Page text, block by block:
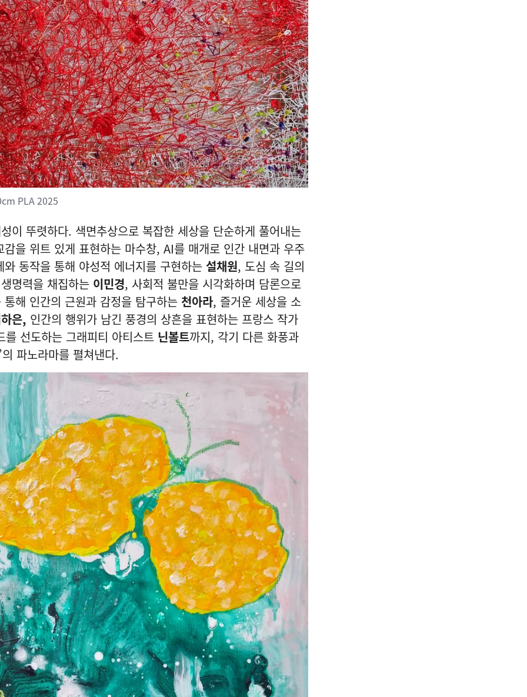
PLA 2025
이 뚜렷하다. 색면추상으로 복잡한 세상을 단순하게 풀어내는
을 위트 있게 표현하는 마수창, AI를 매개로 인간 내면과 우주
와 동작을 통해 야성적 에너지를 구현하는 설채원, 도심 속 길의
명력을 채집하는 이민경, 사회적 불만을 시각화하며 담론으로
해 인간의 근원과 감정을 탐구하는 천아라, 즐거운 세상을 소
은, 인간의 행위가 남긴 풍경의 상흔을 표현하는 프랑스 작가
선도하는 그래피티 아티스트 닌볼트까지, 각기 다른 화풍과
파노라마를 펼쳐낸다.